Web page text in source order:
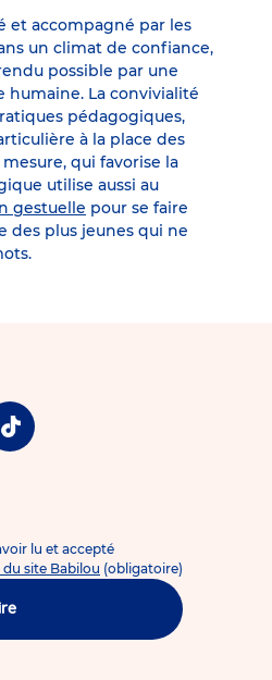
et accompagné par les
un climat de confiance,
possible par une
humaine. La convivialité
pédagogiques,
à la place des
qui favorise la
utilise aussi au
gestuelle pour se faire
des plus jeunes qui ne
lu et accepté
site Babilou (obligatoire)